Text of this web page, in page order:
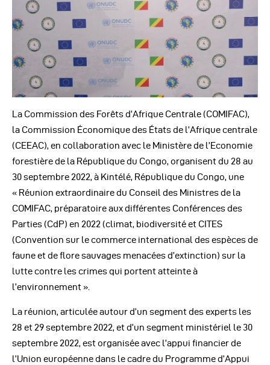
La Commission des Forêts d’Afrique Centrale (COMIFAC),
la Commission Économique des États de l’Afrique centrale
(CEEAC), en collaboration avec le Ministère de l’Economie
forestière de la République du Congo, organisent du 28 au
30 septembre 2022, à Kintélé, République du Congo, une
« Réunion extraordinaire du Conseil des Ministres de la
COMIFAC, préparatoire aux différentes Conférences des
Parties (CdP) en 2022 (climat, biodiversité et CITES
(Convention sur le commerce international des espèces de
faune et de flore sauvages menacées d’extinction) sur la
lutte contre les crimes qui portent atteinte à
l’environnement ».
La réunion, articulée autour d’un segment des experts les
28 et 29 septembre 2022, et d’un segment ministériel le 30
septembre 2022, est organisée avec l’appui financier de
l’Union européenne dans le cadre du Programme d’Appui